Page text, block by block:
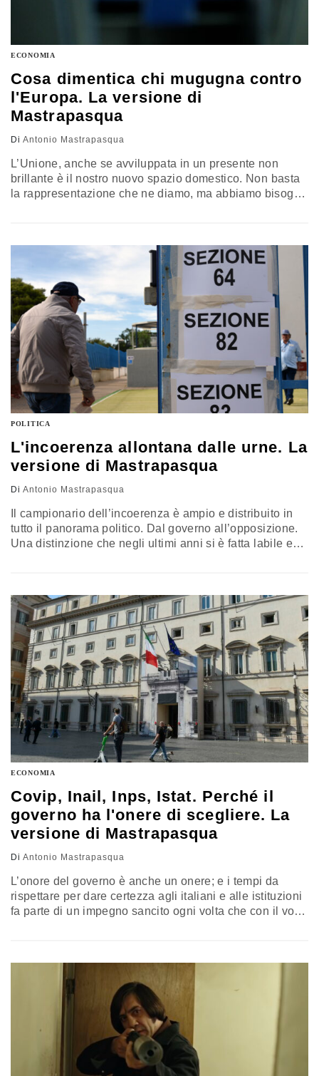
ECONOMIA
Cosa dimentica chi mugugna contro
l'Europa. La versione di
Mastrapasqua
Di Antonio Mastrapasqua
L’Unione, anche se avviluppata in un presente non
brillante è il nostro nuovo spazio domestico. Non basta
la rappresentazione che ne diamo, ma abbiamo bisogno
tracciare i contorni concreti della visione d’Europa che
POLITICA
L'incoerenza allontana dalle urne. La
versione di Mastrapasqua
Di Antonio Mastrapasqua
Il campionario dell’incoerenza è ampio e distribuito in
tutto il panorama politico. Dal governo all’opposizione.
Una distinzione che negli ultimi anni si è fatta labile e
vadano alle urne?
ECONOMIA
Covip, Inail, Inps, Istat. Perché il
governo ha l'onere di scegliere. La
versione di Mastrapasqua
Di Antonio Mastrapasqua
L’onore del governo è anche un onere; e i tempi da
rispettare per dare certezza agli italiani e alle istituzioni
fa parte di un impegno sancito ogni volta che con il voto
Mastrapasqua